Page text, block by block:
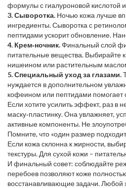
формулы с гиалуроновой кислотой
экстрактами.
3. Сыворотка. Ночью кожа лучше
ингредиенты. Сыворотка с
пептидами ускорит обновление.
вмассируйте.
4. Крем‑ночник.Финальный слой
питательные вещества. Выбирайте
нишеином или растительным
достаточно – распределите по лицу
5. Специальный уход за глазами.
нуждается в дополнительном
кофеином или пептидами помогает
профилактику морщин.
Если хотите усилить эффект, раз в
маску‑пластинку. Она увлажняет,
активные компоненты. Не
раз в неделю.
Помните, что «один размер
Если кожа склонна к жирности,
текстуры. Для сухой кожи –
Тестируйте новые продукты на
избежать реакций.
И финальный совет: соблюдайте
перебоев позволяют коже
восстанавливающие задачи. Любой